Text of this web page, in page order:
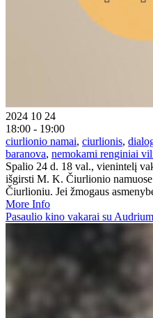
2024 10 24
18:00 - 19:00
ciurlionio namai, ciurlionis,
baranova, nemokami renginiai
Spalio 24 d. 18 val., vienintelį
išgirsti M. K. Čiurlionio namuose
Čiurlioniu. Jei žmogaus
More Info
Pasaulio kino vakarai su